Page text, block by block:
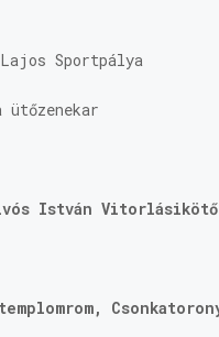
Sportpálya
ütőzenekar
István Vitorlásikötő